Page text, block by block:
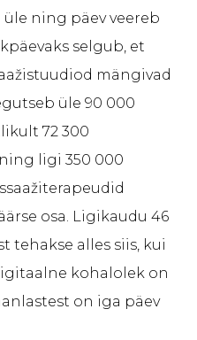
ning päev veereb
selgub, et
mängivad
üle 90 000
72 300
ligi 350 000
osa. Ligikaudu 46
tehakse alles siis, kui
kohalolek on
on iga päev